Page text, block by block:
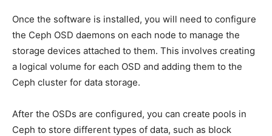
Once the software is ⁢installed, ⁤you‌ will ‍need to configure
⁣the Ceph OSD daemons on each node to manage‌ the
storage devices attached to them. ‍This involves creating
a logical volume for each ​OSD and adding them ‌to the
Ceph cluster for data storage.
After⁤ the OSDs⁢ are configured, ⁢you can ​create​ pools‌ in
Ceph‍ to store‍ different types of data, such as block